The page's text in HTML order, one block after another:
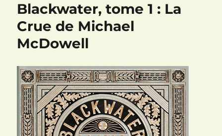
:
Blackwater, tome 1 : La
Crue de Michael
McDowell